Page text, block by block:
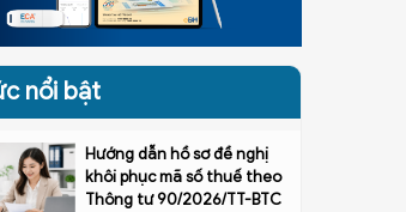
nổi bật
Hướng dẫn hồ sơ đề nghị
khôi phục mã số thuế theo
Thông tư 90/2026/TT-BTC